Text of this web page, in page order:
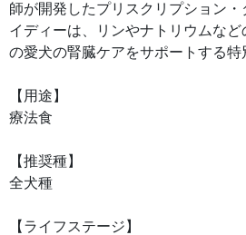
師が開発したプリスクリプション
イディーは、リンやナトリウムな
の愛犬の腎臓ケアをサポートする特
【用途】
療法食
【推奨種】
全犬種
【ライフステージ】